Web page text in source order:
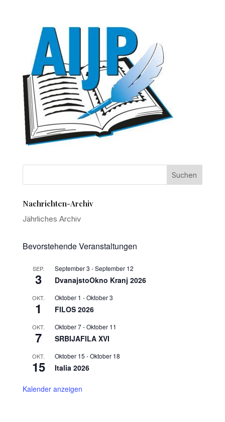
Nachrichten-Archiv
Jährliches Archiv
Bevorstehende Veranstaltungen
SEP.
3
September 3 -September 12
DvanajstoOkno Kranj 2026
OKT.
1
Oktober 1 -Oktober 3
FILOS 2026
OKT.
7
Oktober 7-Oktober 11
SRBIJAFILA XVI
OKT.
15
Oktober 15 -Oktober 18
Italia 2026
Kalender anzeigen